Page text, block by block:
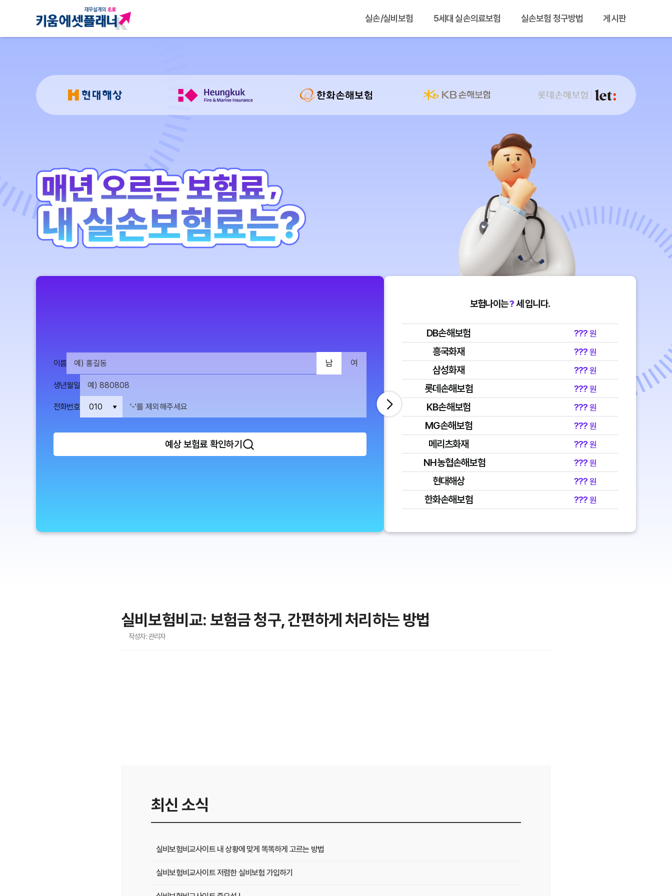
실손/실비보험 5세대 실손의료보험 실손보험 청구방법 게시판
이름 남 여
생년월일
전화번호
예상 보험료 확인하기
보험나이는?세 입니다.
DB손해보험 ??? 원
흥국화재 ??? 원
삼성화재 ??? 원
롯데손해보험 ??? 원
KB손해보험 ??? 원
MG손해보험 ??? 원
메리츠화재 ??? 원
NH농협손해보험 ??? 원
현대해상 ??? 원
한화손해보험 ??? 원
실비보험비교: 보험금 청구, 간편하게 처리하는 방법
작성자: 관리자
최신 소식
실비보험비교사이트 내 상황에 맞게 똑똑하게 고르는 방법
실비보험비교사이트 저렴한 실비보험 가입하기